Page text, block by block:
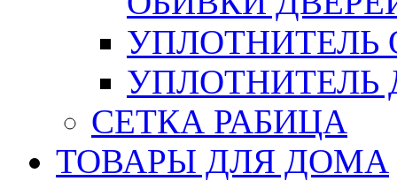
УПЛОТНИТЕЛЬ
СЕТКА РАБИЦА
ТОВАРЫ ДЛЯ ДОМА